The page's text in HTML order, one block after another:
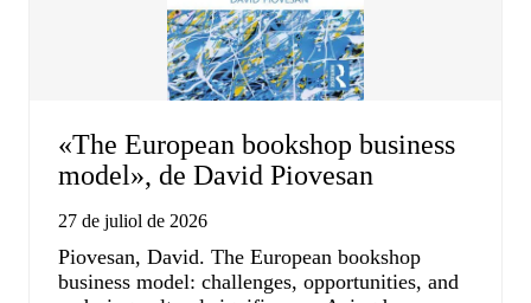
«The European bookshop business
model», de David Piovesan
27 de juliol de 2026
Piovesan, David. The European bookshop
business model: challenges, opportunities, and